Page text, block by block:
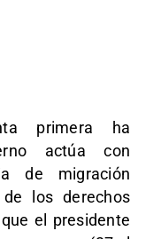
primera ha
actúa con
de migración
los derechos
el presidente